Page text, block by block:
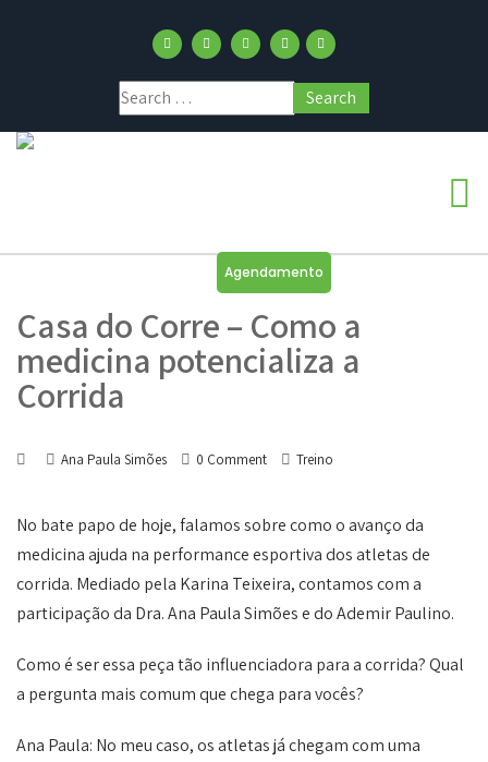
Agendamento
Casa do Corre – Como a
medicina potencializa a
Corrida
Ana Paula Simões 0 Comment Treino
No bate papo de hoje, falamos sobre como o avanço da
medicina ajuda na performance esportiva dos atletas de
corrida. Mediado pela Karina Teixeira, contamos com a
participação da Dra. Ana Paula Simões e do Ademir Paulino.
Como é ser essa peça tão influenciadora para a corrida? Qual
a pergunta mais comum que chega para vocês?
Ana Paula: No meu caso, os atletas já chegam com uma